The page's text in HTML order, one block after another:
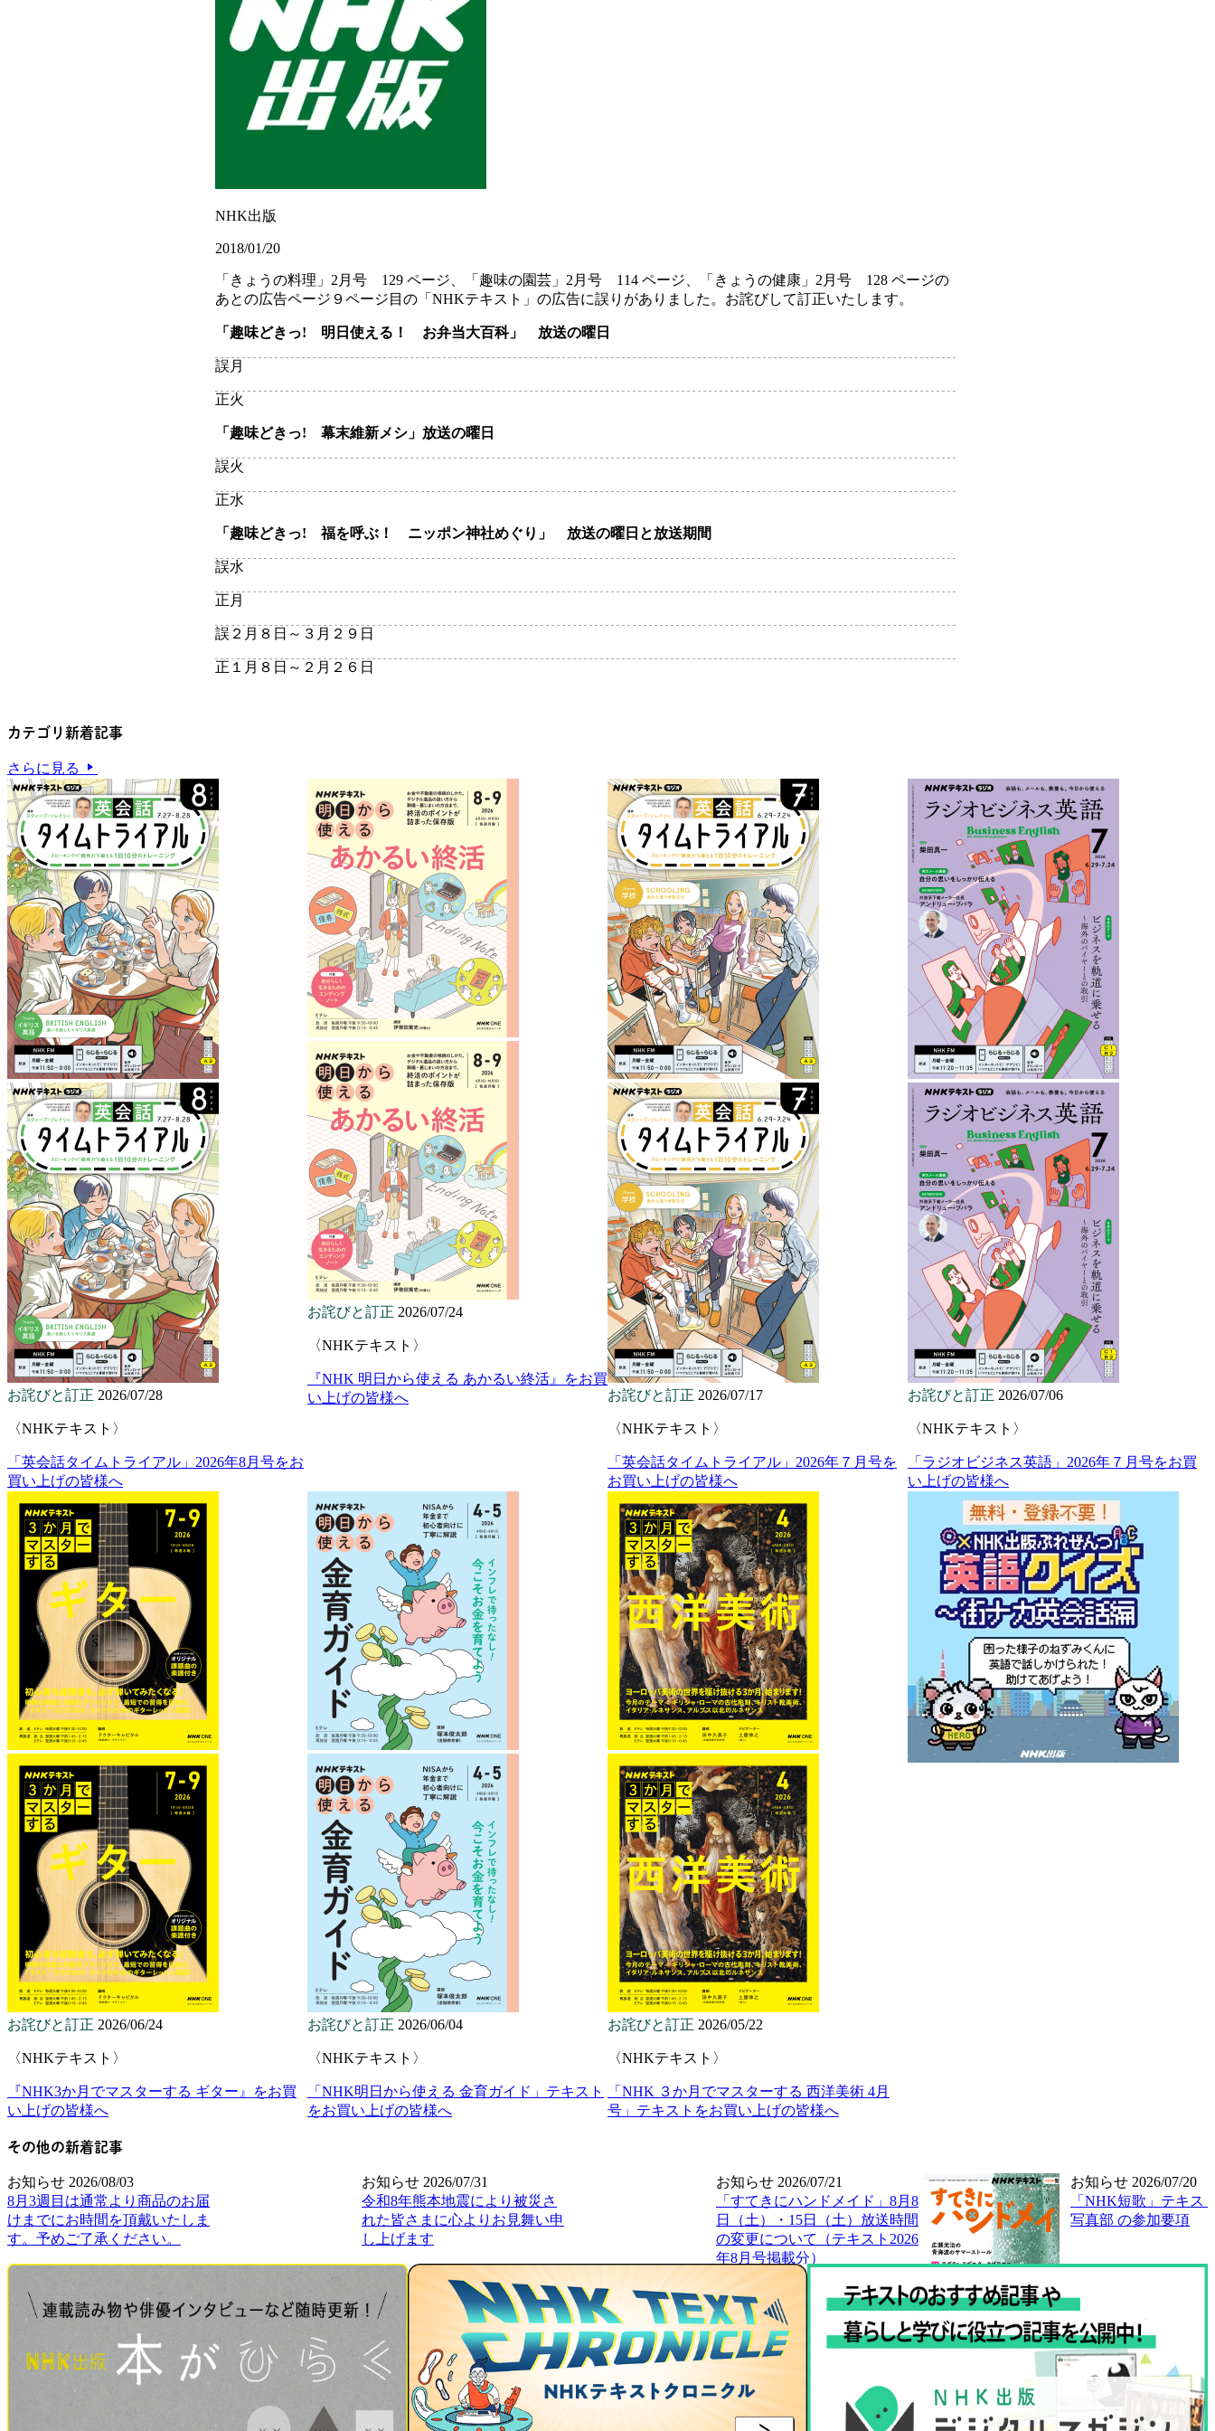
NHK出版
2018/01/20
「きょうの料理」2月号 129 ページ、「趣味の園芸」2月号 114 ページ、「きょうの健康」2月号 128 ページの
あとの広告ページ９ページ目の「NHKテキスト」の広告に誤りがありました。お詫びして訂正いたします。
「趣味どきっ! 明日使える！ お弁当大百科」 放送の曜日
誤 月
正火
「趣味どきっ! 幕末維新メシ」放送の曜日
誤火
正水
「趣味どきっ! 福を呼ぶ！ ニッポン神社めぐり」 放送の曜日と放送期間
誤水
正 月
誤 ２月８日～３月２９日
正 １月８日～２月２６日
カテゴリ新着記事
さらに見る
お詫びと訂正 2026/07/28
〈NHKテキスト〉
「英会話タイムトライアル」2026年8月号をお
買い上げの皆様へ
お詫びと訂正 2026/07/24
〈NHKテキスト〉
『NHK 明日から使える あかるい終活』をお買
い上げの皆様へ
お詫びと訂正 2026/07/17
〈NHKテキスト〉
「英会話タイムトライアル」2026年７月号を
お買い上げの皆様へ
お詫びと訂正 2026/07/06
〈NHKテキスト〉
「ラジオビジネス英語」2026年７月号をお買
い上げの皆様へ
お詫びと訂正 2026/06/24
〈NHKテキスト〉
『NHK3か月でマスターする ギター』をお買
い上げの皆様へ
お詫びと訂正 2026/06/04
〈NHKテキスト〉
「NHK明日から使える 金育ガイド」テキスト
をお買い上げの皆様へ
お詫びと訂正 2026/05/22
〈NHKテキスト〉
「NHK ３か月でマスターする 西洋美術 4月
号」テキストをお買い上げの皆様へ
その他の新着記事
お知らせ 2026/08/03
8月3週目は通常より商品のお届
けまでにお時間を頂戴いたしま
す。予めご了承ください。
お知らせ 2026/07/31
令和8年熊本地震により被災さ
れた皆さまに心よりお見舞い申
し上げます
お知らせ 2026/07/21
「すてきにハンドメイド」8月8
日（土）・15日（土）放送時間
の変更について（テキスト2026
年8月号掲載分）
お知らせ 2026/07/20
「NHK短歌」テキス
写真部 の参加要項